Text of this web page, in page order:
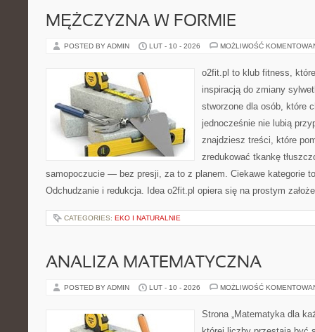
MĘŻCZYZNA W FORMIE
POSTED BY ADMIN LUT - 10 - 2026 MOŻLIWOŚĆ
o2fit.pl to klub fitness,
inspiracją do zmiany
stworzone dla osób, które
jednocześnie nie lubią
znajdziesz treści, które
zredukować tkankę
samopoczucie — bez presji, za to z planem. Ciekawe kategorie
Odchudzanie i redukcja. Idea o2fit.pl opiera się na prostym
CATEGORIES: EKO I NATURALNIE
ANALIZA MATEMATYCZNA
POSTED BY ADMIN LUT - 10 - 2026 MOŻLIWOŚĆ
Strona „Matematyka dla